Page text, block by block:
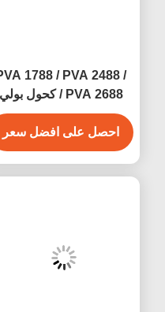
PVA 1788 / PVA 2488 /
PVA 2688 / كحول بولي
فينيل CAS 9002-89-5
احصل على افضل سعر